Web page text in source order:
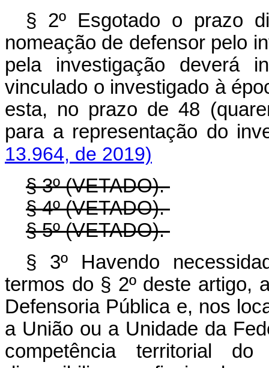
§ 2º Esgotado o prazo
nomeação de defensor pelo
pela investigação deverá
vinculado o investigado à
esta, no prazo de 48
para a representação
13.964, de 2019)
§ 3º (VETADO).
§ 4º (VETADO).
§ 5º (VETADO).
§ 3º Havendo
termos do § 2º deste artigo,
Defensoria Pública e, nos
a União ou a Unidade da
competência territorial do